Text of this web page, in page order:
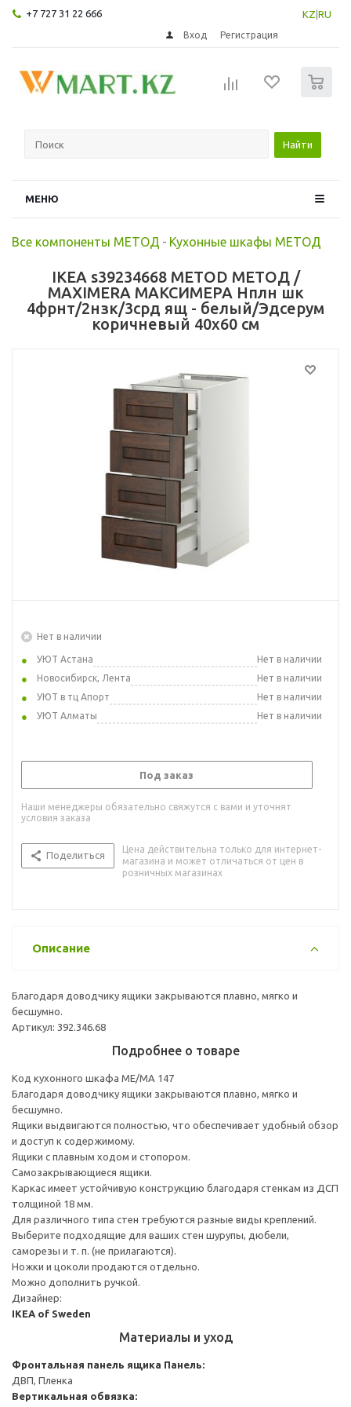
+7 727 31 22 666 KZ RU
Вход Регистрация
Найти
МЕНЮ
Все компоненты МЕТОД - Кухонные шкафы МЕТОД
IKEA s39234668 METOD МЕТОД /
MAXIMERA МАКСИМЕРА Нплн шк
4фрнт/2нзк/3срд ящ - белый/Эдсерум
коричневый 40x60 см
Нет в наличии
УЮТ Астана
Нет в наличии
Новосибирск, Лента
Нет в наличии
УЮТ в тц Апорт
Нет в наличии
УЮТ Алматы
Нет в наличии
Под заказ
Наши менеджеры обязательно свяжутся с вами и уточнят
условия заказа
Поделиться
Цена действительна только для интернет-
магазина и может отличаться от цен в
розничных магазинах
Описание
Благодаря доводчику ящики закрываются плавно, мягко и
бесшумно.
Артикул: 392.346.68
Подробнее о товаре
Код кухонного шкафа ME/MA 147
Благодаря доводчику ящики закрываются плавно, мягко и
бесшумно.
Ящики выдвигаются полностью, что обеспечивает удобный обзор
и доступ к содержимому.
Ящики с плавным ходом и стопором.
Самозакрывающиеся ящики.
Каркас имеет устойчивую конструкцию благодаря стенкам из ДСП
толщиной 18 мм.
Для различного типа стен требуются разные виды креплений.
Выберите подходящие для ваших стен шурупы, дюбели,
саморезы и т. п. (не прилагаются).
Ножки и цоколи продаются отдельно.
Можно дополнить ручкой.
Дизайнер:
IKEA of Sweden
Материалы и уход
Фронтальная панель ящика Панель:
ДВП, Пленка
Вертикальная обвязка: